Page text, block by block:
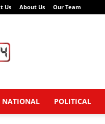
Us About Us Our Team
NATIONAL POLITICAL